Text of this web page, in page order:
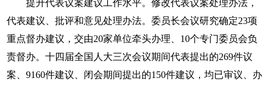
提升代表议案建议工作水平。修改代表议案处理办法，
代表建议、批评和意见处理办法。委员长会议研究确定23项
重点督办建议，交由20家单位牵头办理、10个专门委员会负
责督办。十四届全国人大三次会议期间代表提出的269件议
案、9160件建议、闭会期间提出的150件建议，均已审议、办